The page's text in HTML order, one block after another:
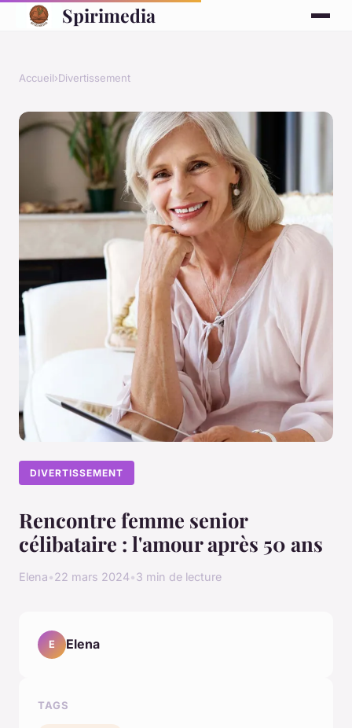
Spirimedia
Accueil›Divertissement
DIVERTISSEMENT
Rencontre femme senior
célibataire : l'amour après 50 ans
Elena•22 mars 2024•3 min de lecture
E Elena
TAGS